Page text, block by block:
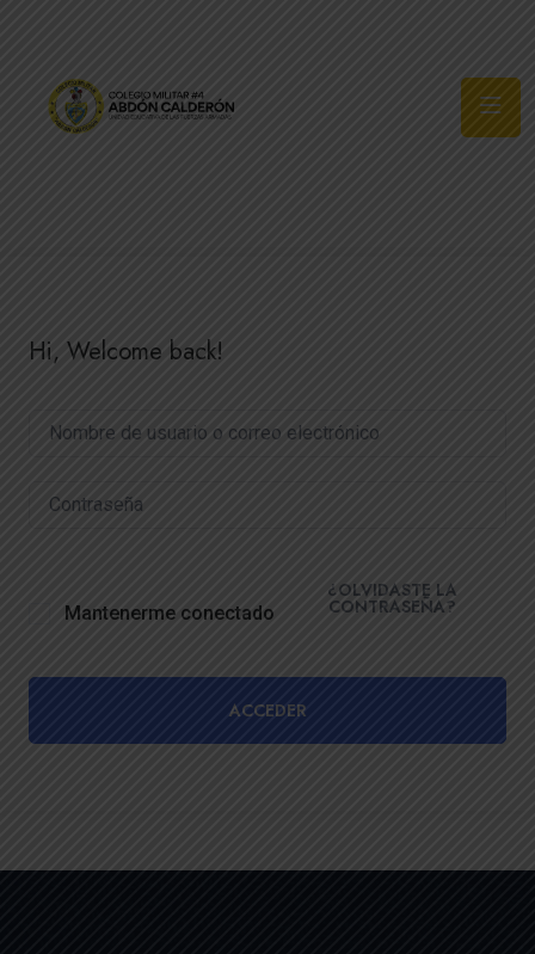
Hi, Welcome back!
Mantenerme conectado
¿OLVIDASTE LA
CONTRASEÑA?
ACCEDER